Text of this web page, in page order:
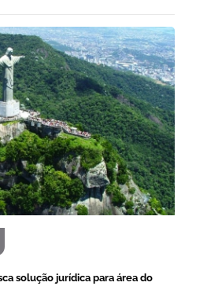
solução jurídica para área do